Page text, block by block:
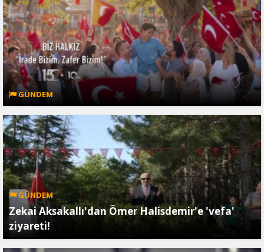
GÜNDEM
GÜNDEM
Zekai Aksakallı'dan Ömer Halisdemir'e 'vefa'
ziyareti!